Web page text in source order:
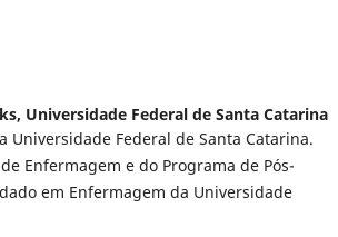
Universidade Federal de Santa Catarina
Universidade Federal de Santa Catarina.
Enfermagem e do Programa de Pós-
em Enfermagem da Universidade